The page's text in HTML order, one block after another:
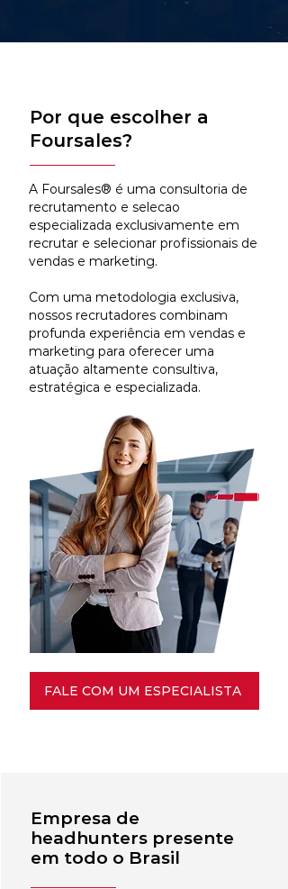
Por que escolher a
Foursales?
A Foursales® é uma consultoria de
recrutamento e selecao
especializada exclusivamente em
recrutar e selecionar profissionais de
vendas e marketing.
Com uma metodologia exclusiva,
nossos recrutadores combinam
profunda experiência em vendas e
marketing para oferecer uma
atuação altamente consultiva,
estratégica e especializada.
FALE COM UM ESPECIALISTA
Empresa de
headhunters presente
em todo o Brasil